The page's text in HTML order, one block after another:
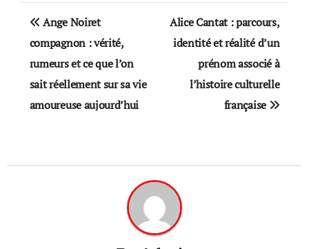
Post
navigation
Ange Noiret
compagnon : vérité,
rumeurs et ce que l’on
sait réellement sur sa vie
amoureuse aujourd’hui
Alice Cantat : parcours,
identité et réalité d’un
prénom associé à
l’histoire culturelle
française